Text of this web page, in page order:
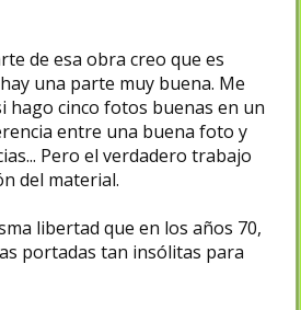
de esa obra creo que es
una parte muy buena. Me
hago cinco fotos buenas en un
entre una buena foto y
Pero el verdadero trabajo
del material.
libertad que en los años 70,
portadas tan insólitas para